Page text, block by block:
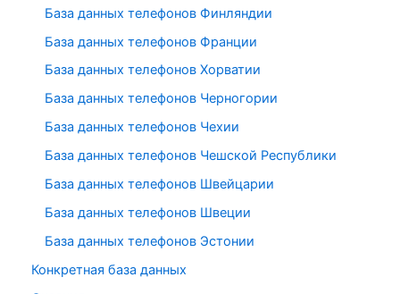
База данных телефонов Финляндии
База данных телефонов Франции
База данных телефонов Хорватии
База данных телефонов Черногории
База данных телефонов Чехии
База данных телефонов Чешской Республики
База данных телефонов Швейцарии
База данных телефонов Швеции
База данных телефонов Эстонии
Конкретная база данных